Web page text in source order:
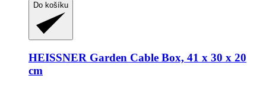
Do košíku
HEISSNER Garden Cable Box, 41 x 30 x 20
cm